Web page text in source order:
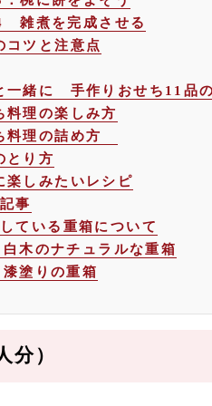
雑煮を完成させる
コツと注意点
一緒に 手作りおせち11品
料理の楽しみ方
料理の詰め方
とり方
楽しみたいレシピ
事
ている重箱について
白木のナチュラルな重箱
漆塗りの重箱
分）